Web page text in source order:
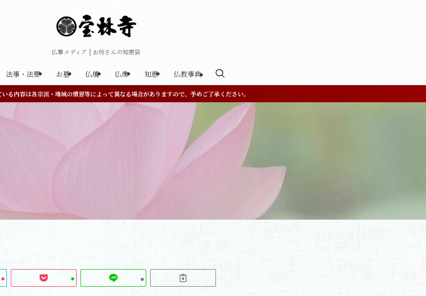
仏事メディア | お坊さんの知恵袋
法事・法要 お墓 仏壇 仏像 知恵 仏教事典
る内容は各宗派・地域の慣習等によって異なる場合がありますので、予めご了承ください。